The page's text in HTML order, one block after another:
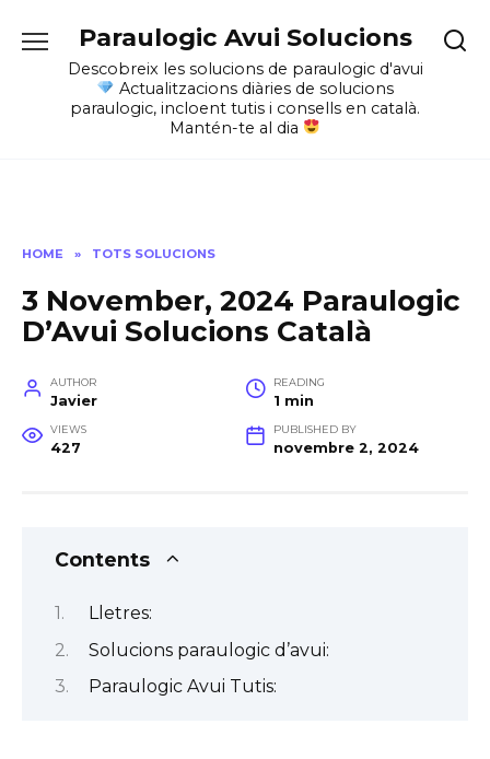
content
Paraulogic Avui Solucions
Descobreix les solucions de paraulogic d'avui
Actualitzacions diàries de solucions
paraulogic, incloent tutis i consells en català.
Mantén-te al dia
HOME » TOTS SOLUCIONS
3 November, 2024 Paraulogic
D’Avui Solucions Català
AUTHOR
Javier
READING
1 min
VIEWS
427
PUBLISHED BY
novembre 2, 2024
Contents
Lletres:
Solucions paraulogic d’avui:
Paraulogic Avui Tutis: